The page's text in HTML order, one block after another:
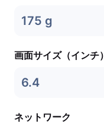
175 g
画面サイズ（インチ）
6.4
ネットワーク